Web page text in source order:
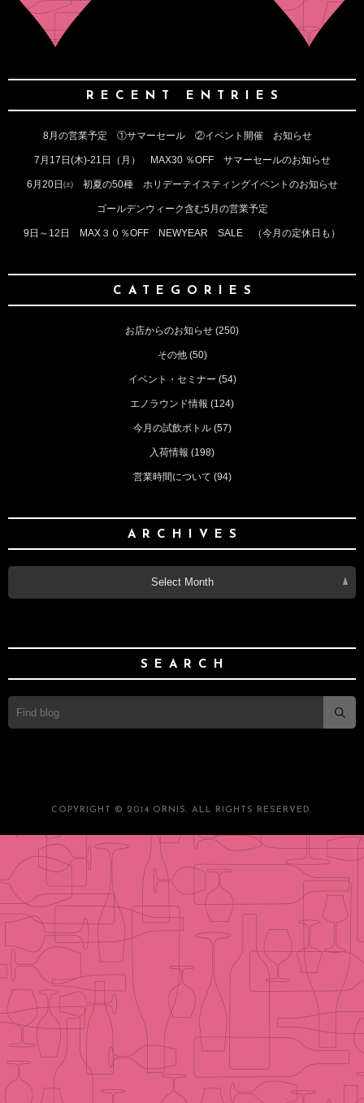
RECENT ENTRIES
8月の営業予定 ①サマーセール ②イベント開催 お知らせ
7月17日(木)‐21日（月） MAX30 ％OFF サマーセールのお知らせ
6月20日㈯ 初夏の50種 ホリデーテイスティングイベントのお知らせ
ゴールデンウィーク含む5月の営業予定
9日～12日 MAX３０％OFF NEWYEAR SALE （今月の定休日も）
CATEGORIES
お店からのお知らせ (250)
その他(50)
イベント・セミナー (54)
エノラウンド情報 (124)
今月の試飲ボトル(57)
入荷情報 (198)
営業時間について (94)
ARCHIVES
Select Month
SEARCH
COPYRIGHT © 2014 ORNIS. ALL RIGHTS RESERVED.